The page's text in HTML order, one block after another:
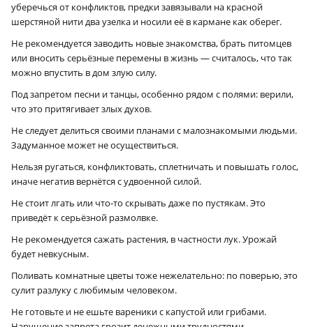
уберечься от конфликтов, предки завязывали на красной
шерстяной нити два узелка и носили её в кармане как оберег.
Не рекомендуется заводить новые знакомства, брать питомцев
или вносить серьёзные перемены в жизнь — считалось, что так
можно впустить в дом злую силу.
Под запретом песни и танцы, особенно рядом с полями: верили,
что это притягивает злых духов.
Не следует делиться своими планами с малознакомыми людьми.
Задуманное может не осуществиться.
Нельзя ругаться, конфликтовать, сплетничать и повышать голос,
иначе негатив вернётся с удвоенной силой.
Не стоит лгать или что‑то скрывать даже по пустякам. Это
приведёт к серьёзной размолвке.
Не рекомендуется сажать растения, в частности лук. Урожай
будет невкусным.
Поливать комнатные цветы тоже нежелательно: по поверью, это
сулит разлуку с любимым человеком.
Не готовьте и не ешьте вареники с капустой или грибами.